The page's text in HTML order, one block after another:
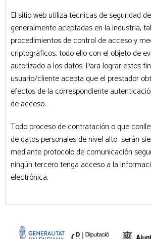
El sitio web utiliza técnicas de seguridad
generalmente aceptadas en la industria,
procedimientos de control de acceso y
criptográficos, todo ello con el objeto de
autorizado a los datos. Para lograr estos
usuario/cliente acepta que el prestador
efectos de la correspondiente
de acceso.
Todo proceso de contratación o que
de datos personales de nivel alto serán
mediante protocolo de comunicación
ningún tercero tenga acceso a la
electrónica.